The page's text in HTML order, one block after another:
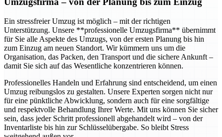
Ein stressfreier Umzug ist möglich – mit der richtigen
Unterstützung. Unsere **professionelle Umzugsfirma** übernimmt
für Sie alle Aspekte des Umzugs, von der ersten Planung bis hin
zum Einzug am neuen Standort. Wir kümmern uns um die
Organisation, das Packen, den Transport und die sichere Ankunft –
damit Sie sich auf das Wesentliche konzentrieren können.
Professionelles Handeln und Erfahrung sind entscheidend, um einen
Umzug reibungslos zu gestalten. Unsere Experten sorgen nicht nur
für eine pünktliche Abwicklung, sondern auch für eine sorgfältige
und respektvolle Behandlung Ihrer Werte. Mit uns können Sie sicher
sein, dass jeder Schritt professionell abgehandelt wird – von der
Inventarliste bis hin zur Schlüsselübergabe. So bleibt Stress